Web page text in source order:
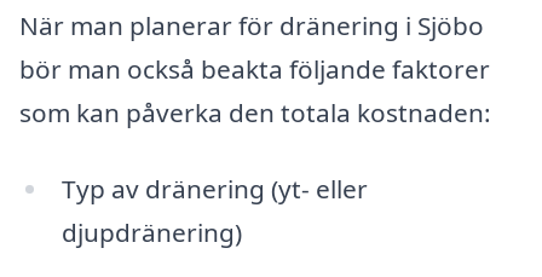
När man planerar för dränering i Sjöbo
bör man också beakta följande faktorer
som kan påverka den totala kostnaden:
Typ av dränering (yt- eller
djupdränering)